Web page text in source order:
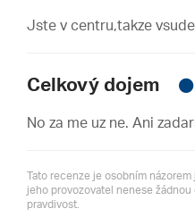
Jste v centru,takze
Celkový dojem
No za me uz ne. Ani
Tato recenze je osobním
jeho provozovatel nenese
pravdivost.